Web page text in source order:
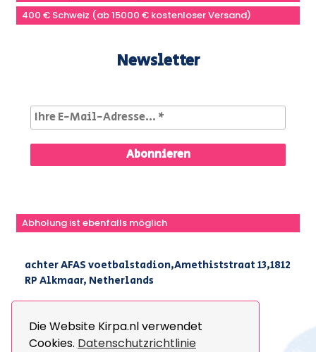
Die Website Kirpa.nl verwendet
Cookies. Datenschutzrichtlinie
400 € Schweiz (ab 15000 € kostenloser Versand)
Newsletter
Abholung ist ebenfalls möglich
achter AFAS voetbalstadion,Amethiststraat 13,1812
RP Alkmaar, Netherlands